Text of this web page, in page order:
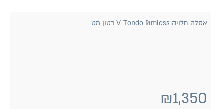
אסלה תלויה V-Tondo Rimless בטון מט
₪1,350